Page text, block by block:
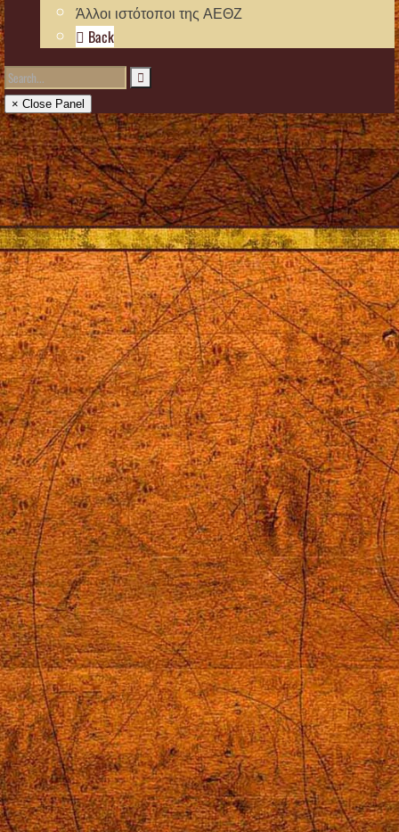
Άλλοι ιστότοποι της ΑΕΘΖ
Back
× Close Panel